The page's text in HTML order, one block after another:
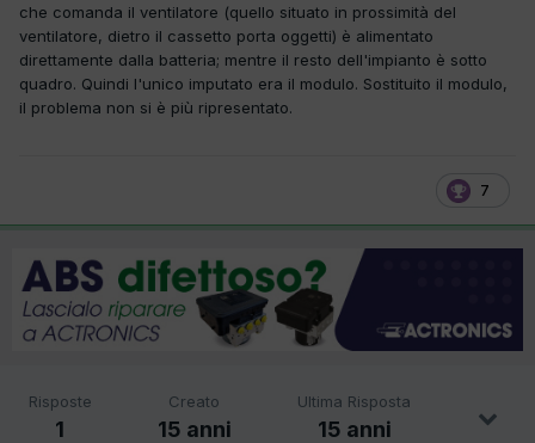
che comanda il ventilatore (quello situato in prossimità del
ventilatore, dietro il cassetto porta oggetti) è alimentato
direttamente dalla batteria; mentre il resto dell'impianto è sotto
quadro. Quindi l'unico imputato era il modulo. Sostituito il modulo,
il problema non si è più ripresentato.
7
Risposte
1
Creato
15 anni
Ultima Risposta
15 anni